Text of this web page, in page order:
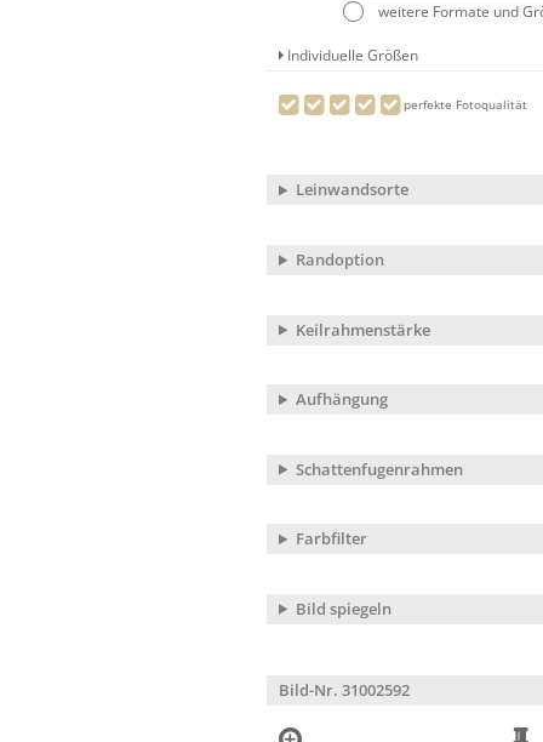
weitere Formate und
Individuelle Größen
perfekte Fotoqualität
Leinwandsorte
Randoption
Keilrahmenstärke
Aufhängung
Schattenfugenrahmen
Farbfilter
Bild spiegeln
Bild-Nr. 31002592